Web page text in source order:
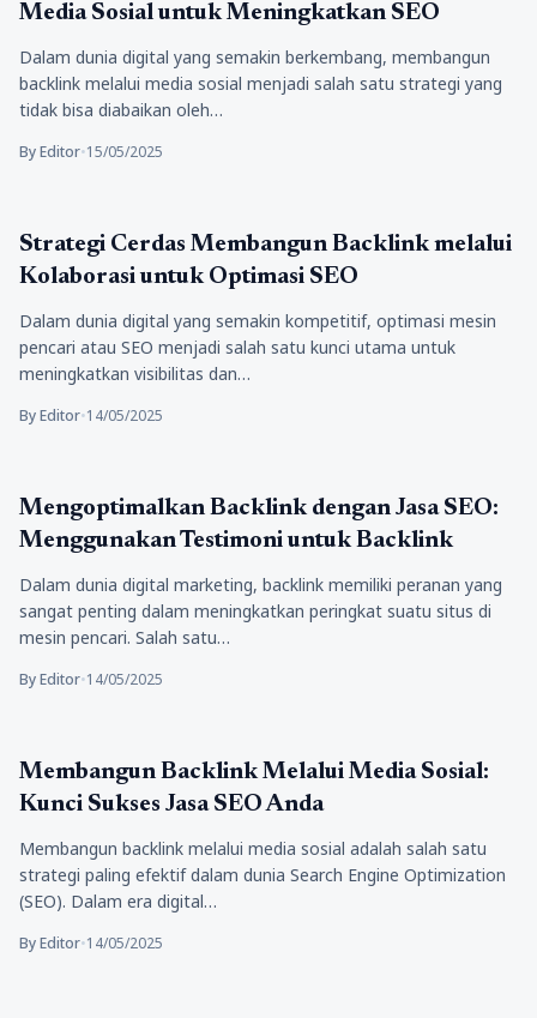
Media Sosial untuk Meningkatkan SEO
Dalam dunia digital yang semakin berkembang, membangun
backlink melalui media sosial menjadi salah satu strategi yang
tidak bisa diabaikan oleh…
By Editor•15/05/2025
Bisnis
Strategi Cerdas Membangun Backlink melalui
Kolaborasi untuk Optimasi SEO
Dalam dunia digital yang semakin kompetitif, optimasi mesin
pencari atau SEO menjadi salah satu kunci utama untuk
meningkatkan visibilitas dan…
By Editor•14/05/2025
Bisnis
Mengoptimalkan Backlink dengan Jasa SEO:
Menggunakan Testimoni untuk Backlink
Dalam dunia digital marketing, backlink memiliki peranan yang
sangat penting dalam meningkatkan peringkat suatu situs di
mesin pencari. Salah satu…
By Editor•14/05/2025
Bisnis
Membangun Backlink Melalui Media Sosial:
Kunci Sukses Jasa SEO Anda
Membangun backlink melalui media sosial adalah salah satu
strategi paling efektif dalam dunia Search Engine Optimization
(SEO). Dalam era digital…
By Editor•14/05/2025